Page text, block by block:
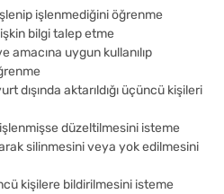
işlenmediğini öğrenme
bilgi talep etme
amacına uygun kullanılıp
dışında aktarıldığı üçüncü kişileri
düzeltilmesini isteme
silinmesini veya yok edilmesini
kişilere bildirilmesini isteme